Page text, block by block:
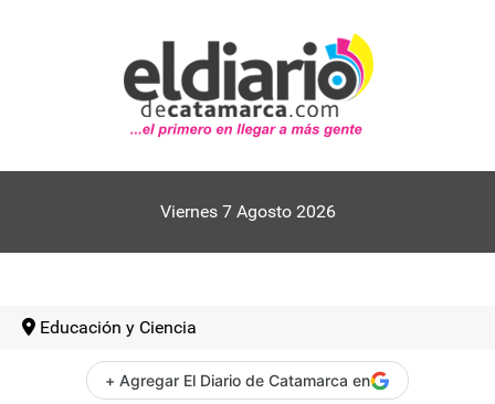
Viernes 7 Agosto 2026
Educación y Ciencia
+ Agregar El Diario de Catamarca en